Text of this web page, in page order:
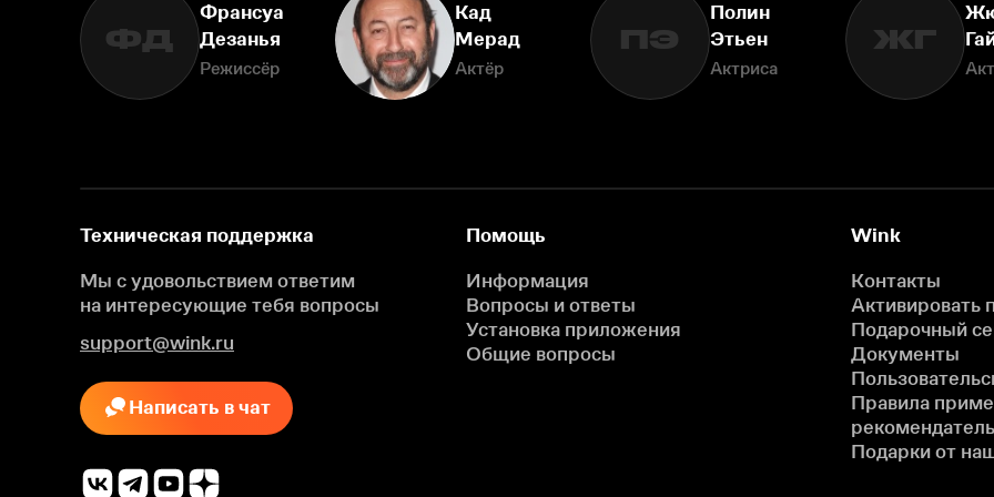
ФД
Франсуа
Дезанья
Режиссёр
Кад
Мерад
Актёр
ПЭ
Полин
Этьен
Актриса
ЖГ
Техническая поддержка
Мы с удовольствием ответим
на интересующие тебя вопросы
support@wink.ru
Написать в чат
Помощь
Информация
Вопросы и ответы
Установка приложения
Общие вопросы
Wink
Контакты
Активировать
Подарочный
Документы
Правила
Подарки от